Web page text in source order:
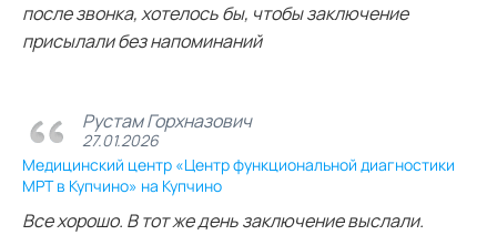
после звонка, хотелось бы, чтобы заключение
присылали без напоминаний
Рустам Горхназович
27.01.2026
Медицинский центр «Центр функциональной диагностики
МРТ в Купчино» на Купчино
Все хорошо. В тот же день заключение выслали.